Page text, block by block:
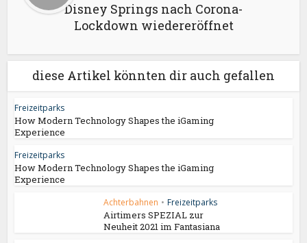
Disney Springs nach Corona-
Lockdown wiedereröffnet
diese Artikel könnten dir auch gefallen
Freizeitparks
How Modern Technology Shapes the iGaming
Experience
Freizeitparks
How Modern Technology Shapes the iGaming
Experience
Achterbahnen • Freizeitparks
Airtimers SPEZIAL zur
Neuheit 2021 im Fantasiana